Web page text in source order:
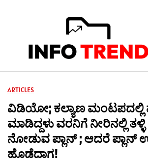
ARTICLES
ವಿಡಿಯೋ; ಕಲ್ಯಾಣ ಮಂಟಪದಲ್ಲಿ
ಮಾಡಿದ್ದಳು ವರನಿಗೆ ನೀರಿನಲ್ಲಿ
ನೋಡುವ ಪ್ಲಾನ್ ; ಆದರೆ ಪ್ಲಾನ್
ಹೊಡೆದಾಗ!